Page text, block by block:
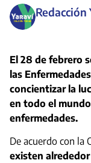
Redacción
El 28 de febrero
las
concientizar la
en todo el
enfermedades.
De acuerdo con la
existen